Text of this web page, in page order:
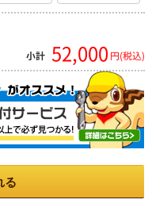
小計 52,000 円(税込)
る